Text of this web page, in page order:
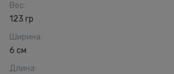
Вес:
123 гр
Ширина:
6 см
Длина: